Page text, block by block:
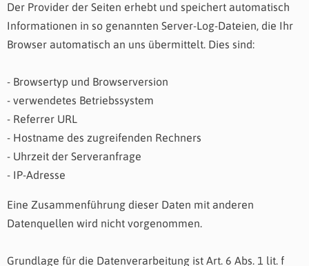
Der Provider der Seiten erhebt und speichert automatisch
Informationen in so genannten Server-Log-Dateien, die Ihr
Browser automatisch an uns übermittelt. Dies sind:
- Browsertyp und Browserversion
- verwendetes Betriebssystem
- Referrer URL
- Hostname des zugreifenden Rechners
- Uhrzeit der Serveranfrage
- IP-Adresse
Eine Zusammenführung dieser Daten mit anderen
Datenquellen wird nicht vorgenommen.
Grundlage für die Datenverarbeitung ist Art. 6 Abs. 1 lit. f